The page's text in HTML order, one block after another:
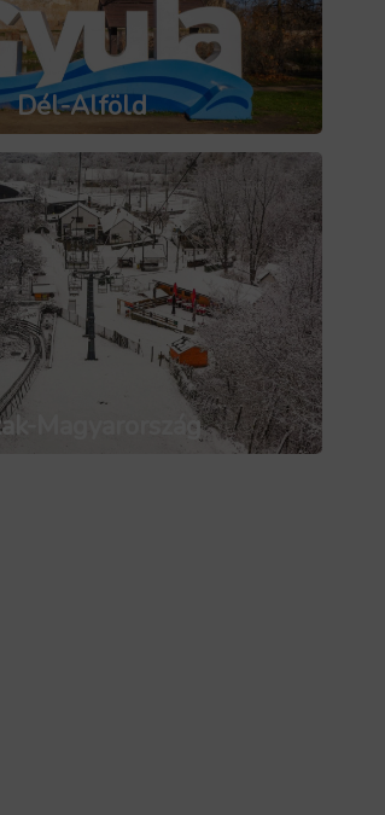
Dél-Alföld
Magyarország